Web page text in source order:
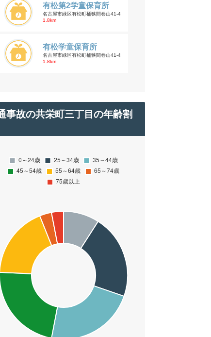
有松第2学童保育所
名古屋市緑区有松町桶狭間巻山41-4
1.8km
有松学童保育所
名古屋市緑区有松町桶狭間巻山41-4
1.8km
事故の共栄町三丁目の年齢割